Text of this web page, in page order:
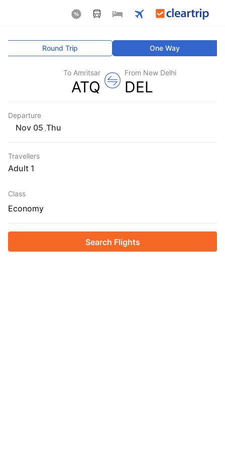
One Way
Round Trip
From New Delhi
DEL
To Amritsar
ATQ
Departure
Thu
Travellers
1 Adult
Class
Economy